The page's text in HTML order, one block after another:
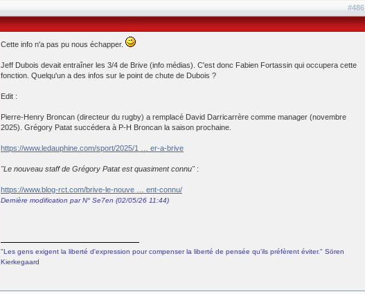
#486
Cette info n'a pas pu nous échapper.
Jeff Dubois devait entraîner les 3/4 de Brive (info médias). C'est donc Fabien Fortassin qui occupera cette
fonction. Quelqu'un a des infos sur le point de chute de Dubois ?
Edit :
Pierre-Henry Broncan (directeur du rugby) a remplacé David Darricarrère comme manager (novembre
2025). Grégory Patat succédera à P-H Broncan la saison prochaine.
https://www.ledauphine.com/sport/2025/1 … er-a-brive
"Le nouveau staff de Grégory Patat est quasiment connu":
https://www.blog-rct.com/brive-le-nouve … ent-connu/
Dernière modification par N° Se7en (02/05/26 11:44)
"Les gens exigent la liberté d'expression pour compenser la liberté de pensée qu'ils préfèrent éviter." Sören
Kierkegaard